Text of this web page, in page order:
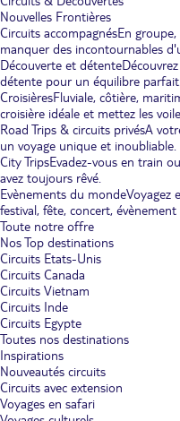
Nouvelles Frontières
Circuits accompagnésEn
manquer des incontournables
Découverte et détente
détente pour un équilibre
CroisièresFluviale, côtière,
croisière idéale et mettez les
Road Trips & circuits privésA
un voyage unique et inoubliable.
City TripsEvadez-vous en train
avez toujours rêvé.
Evènements du mondeVoyagez
festival, fête, concert,
Toute notre offre
Nos Top destinations
Circuits Etats-Unis
Circuits Canada
Circuits Vietnam
Circuits Inde
Circuits Egypte
Toutes nos destinations
Inspirations
Nouveautés circuits
Circuits avec extension
Voyages en safari